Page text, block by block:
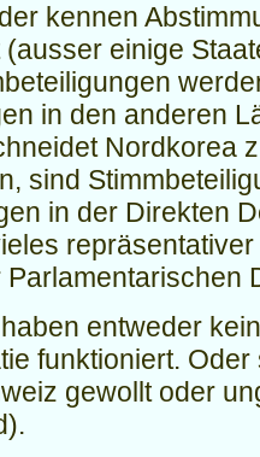
kennen
einige
in den anderen
Nordkorea
sind
in der Direkten
Parlamentarischen
entweder
funktioniert.
gewollt oder